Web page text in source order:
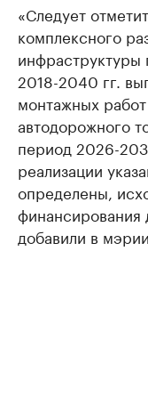
«Следует
комплексного
2018-2040 гг.
монтажных
автодорожного
период 2026-
реализации
определены,
финансирования
добавили в мэрии.